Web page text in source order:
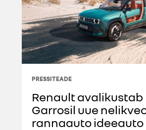
PRESSITEADE
Renault avalikustab
Garrosil uue
rannaauto ideeauto